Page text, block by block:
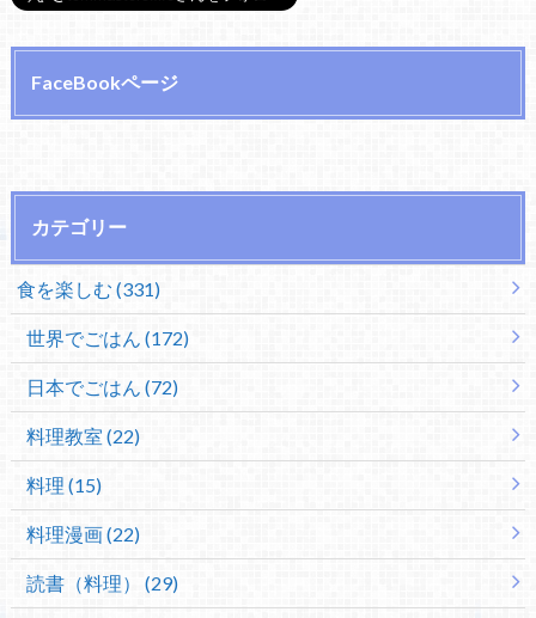
FaceBookページ
カテゴリー
食を楽しむ (331)
世界でごはん (172)
日本でごはん (72)
料理教室 (22)
料理 (15)
料理漫画 (22)
読書（料理） (29)